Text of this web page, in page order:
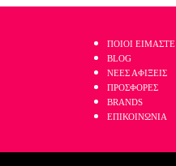
ΠΟΙΟΙ ΕΙΜΑΣΤΕ
BLOG
ΝΕΕΣ ΑΦΙΞΕΙΣ
ΠΡΟΣΦΟΡΕΣ
BRANDS
ΕΠΙΚΟΙΝΩΝΙΑ